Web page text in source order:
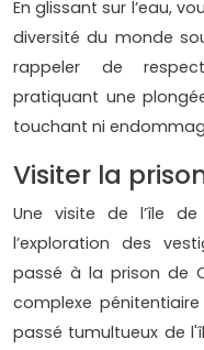
En glissant sur l’eau,
diversité du monde
rappeler de
pratiquant une
touchant ni
Visiter la
Une visite de l’île
l’exploration des
passé à la prison de
complexe
passé tumultueux de